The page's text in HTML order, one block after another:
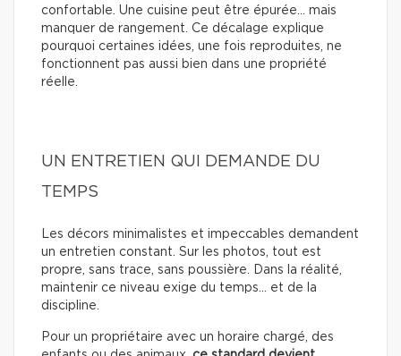
confortable. Une cuisine peut être épurée… mais
manquer de rangement. Ce décalage explique
pourquoi certaines idées, une fois reproduites, ne
fonctionnent pas aussi bien dans une propriété
réelle.
UN ENTRETIEN QUI DEMANDE DU
TEMPS
Les décors minimalistes et impeccables demandent
un entretien constant. Sur les photos, tout est
propre, sans trace, sans poussière. Dans la réalité,
maintenir ce niveau exige du temps… et de la
discipline.
Pour un propriétaire avec un horaire chargé, des